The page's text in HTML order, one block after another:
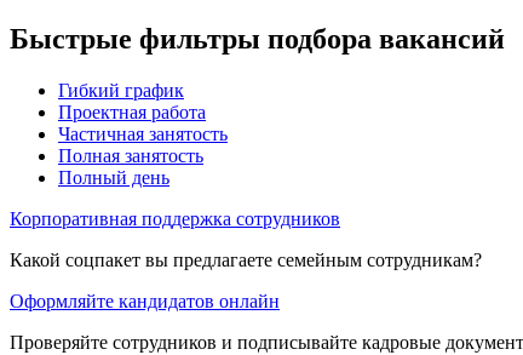
Быстрые фильтры подбора вакансий
Гибкий график
Проектная работа
Частичная занятость
Полная занятость
Полный день
Корпоративная поддержка сотрудников
Какой соцпакет вы предлагаете семейным сотрудникам?
Оформляйте кандидатов онлайн
Проверяйте сотрудников и подписывайте кадровые